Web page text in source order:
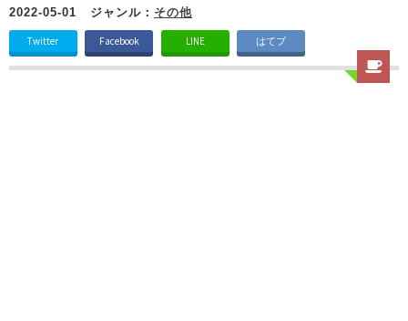
2022-05-01 ジャンル： その他
Twitter Facebook LINE はてブ